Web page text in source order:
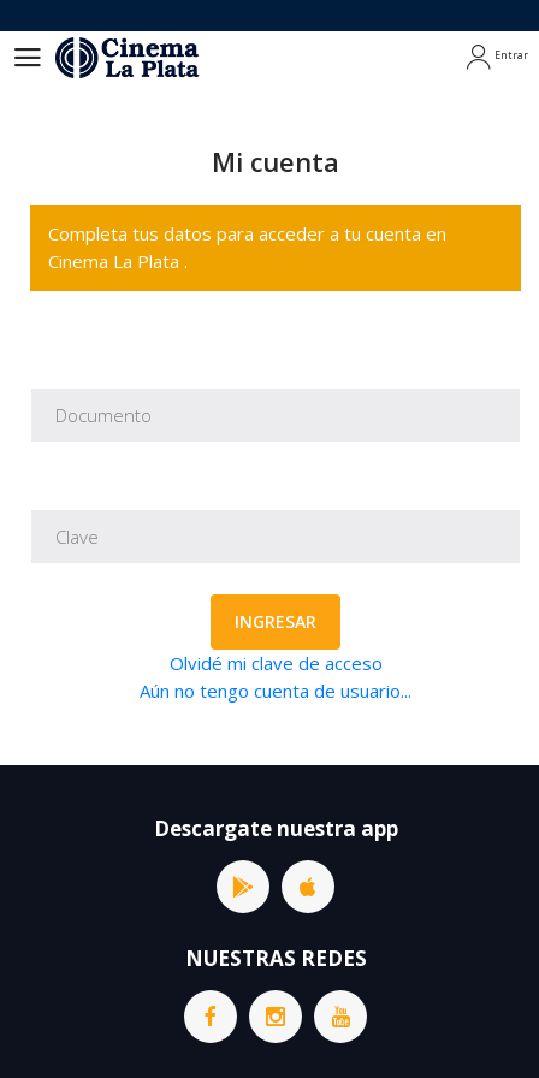
Entrar
Mi cuenta
Completa tus datos para acceder a tu cuenta en
Cinema La Plata .
INGRESAR
Olvidé mi clave de acceso
Aún no tengo cuenta de usuario...
Descargate nuestra app
NUESTRAS REDES